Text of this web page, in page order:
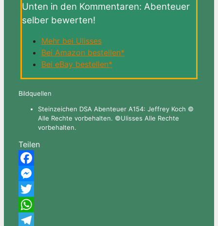
Unten in den Kommentaren: Abenteuer
selber bewerten!
Mehr bei Ulisses
Bei Amazon bestellen*
Bei eBay bestellen*
Bildquellen
Steinzeichen DSA Abenteuer A154: Jeffrey Koch ©
Alle Rechte vorbehalten. ©Ulisses Alle Rechte
vorbehalten.
Teilen
Facebook
Messenger
Twitter
WhatsApp